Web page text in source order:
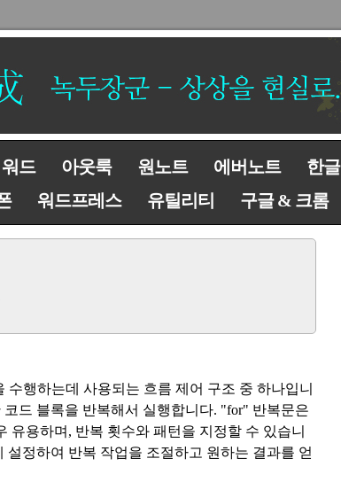
워드 아웃룩 원노트 에버노트 한글
워드프레스 유틸리티 구글 & 크롬
수행하는데 사용되는 흐름 제어 구조 중 하나입니
드 블록을 반복해서 실행합니다. "for" 반복문은
유용하며, 반복 횟수와 패턴을 지정할 수 있습니
정하여 반복 작업을 조절하고 원하는 결과를 얻